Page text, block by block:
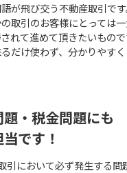
が飛び交う不動産取引で
取引のお客様にとっては
れて進めて頂きたいもの
だけ使わず、分かりやす
・税金問題にも
です！
引において必ず発生する問